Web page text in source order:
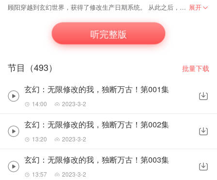
顾阳穿越到玄幻世界，获得了修改生产日期系统。 从此之后，顾阳走上了无限制修改的开挂之路。 【您将修为修改至亿万年后，成为突破仙帝极限，达到永恒道祖之境！】 【您将功法修改至亿万年后，成功领悟无上剑经，可逆斩时空，命运。】 【您将兽宠白狐的血脉修改至亿万年前，成功觉醒远古九尾天狐血脉！】 展开
听完整版
节目（493） 批量下载
玄幻：无限修改的我，独断万古！第001集
14:00 2023-3-2
玄幻：无限修改的我，独断万古！第002集
13:20 2023-3-2
玄幻：无限修改的我，独断万古！第003集
13:57 2023-3-2